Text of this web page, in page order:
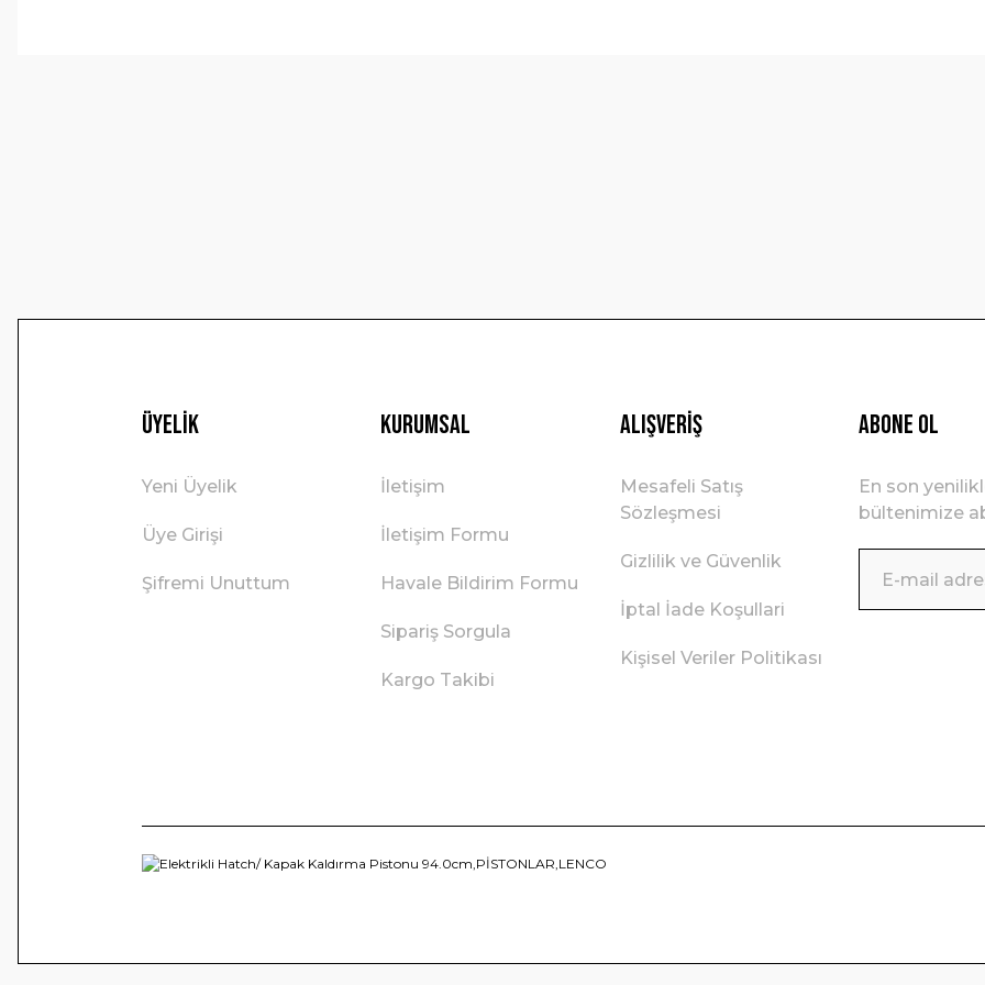
Üyelik
Yeni Üyelik
Üye Girişi
Şifremi Unuttum
Kurumsal
İletişim
İletişim Formu
Havale Bildirim Formu
Sipariş Sorgula
Kargo Takibi
Alışveriş
Mesafeli Satış
Sözleşmesi
Gizlilik ve Güvenlik
İptal İade Koşullari
Kişisel Veriler Politikası
ABONE OL
En son
bültenimize